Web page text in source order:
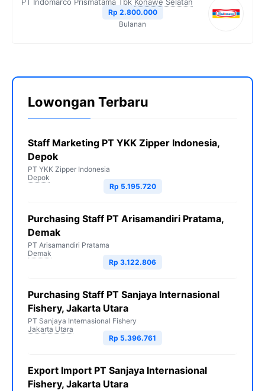
Rp 2.800.000
Bulanan
Lowongan Terbaru
Staff Marketing PT YKK Zipper Indonesia,
Depok
PT YKK Zipper Indonesia
Depok
Rp 5.195.720
Purchasing Staff PT Arisamandiri Pratama,
Demak
PT Arisamandiri Pratama
Demak
Rp 3.122.806
Purchasing Staff PT Sanjaya Internasional
Fishery, Jakarta Utara
PT Sanjaya Internasional Fishery
Jakarta Utara
Rp 5.396.761
Export Import PT Sanjaya Internasional
Fishery, Jakarta Utara